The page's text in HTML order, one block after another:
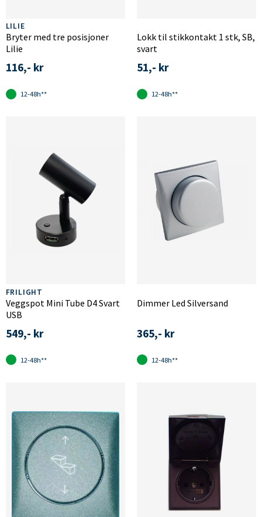
LILIE
Bryter med tre posisjoner
Lilie
116,- kr
12-48h**
Lokk til stikkontakt 1 stk, SB,
svart
51,- kr
12-48h**
FRILIGHT
Veggspot Mini Tube D4 Svart
USB
549,- kr
12-48h**
Dimmer Led Silversand
365,- kr
12-48h**